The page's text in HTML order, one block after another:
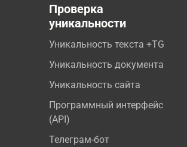
Проверка
уникальности
Уникальность текста +TG
Уникальность документа
Уникальность сайта
Программный интерфейс
(API)
Телеграм-бот